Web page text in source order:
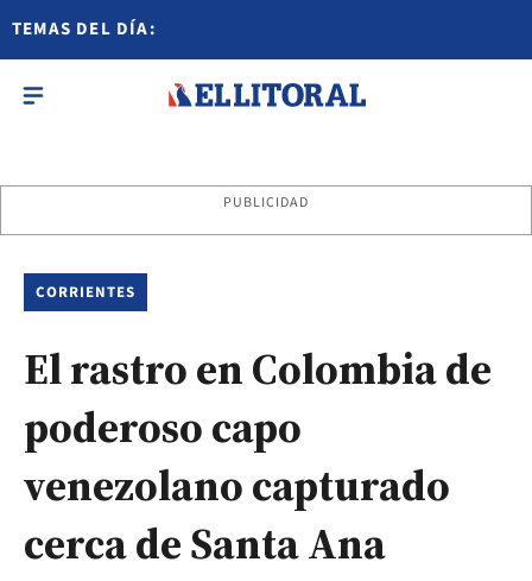
TEMAS DEL DÍA:
PUBLICIDAD
CORRIENTES
El rastro en Colombia de
poderoso capo
venezolano capturado
cerca de Santa Ana